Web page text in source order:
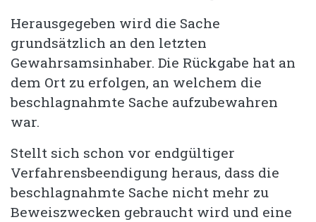
Herausgegeben wird die Sache
grundsätzlich an den letzten
Gewahrsamsinhaber. Die Rückgabe hat an
dem Ort zu erfolgen, an welchem die
beschlagnahmte Sache aufzubewahren
war.
Stellt sich schon vor endgültiger
Verfahrensbeendigung heraus, dass die
beschlagnahmte Sache nicht mehr zu
Beweiszwecken gebraucht wird und eine